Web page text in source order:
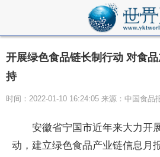
开展绿色食品链长制行动 对食
持
时间：2022-01-10 16:24:05 来源：中国食品
安徽省宁国市近年来大力开
动，建立绿色食品产业链信息月